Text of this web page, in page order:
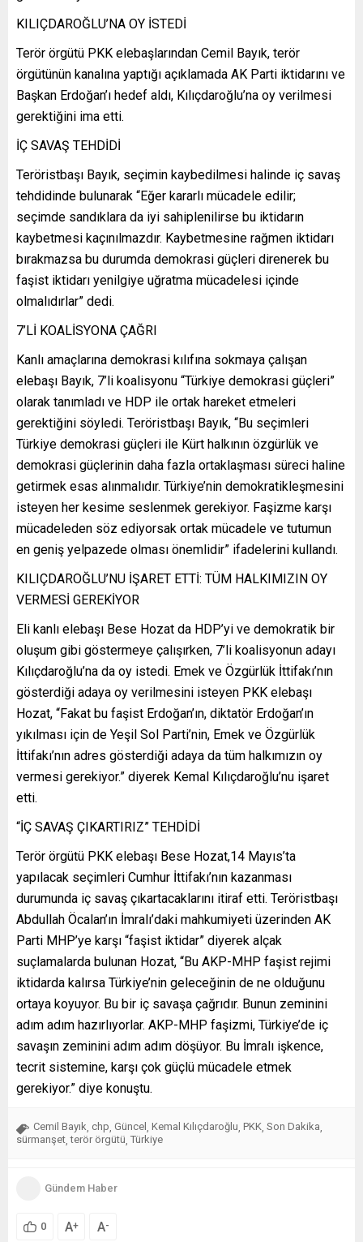
KILIÇDAROĞLU’NA OY İSTEDİ
Terör örgütü PKK elebaşlarından Cemil Bayık, terör
örgütünün kanalına yaptığı açıklamada AK Parti iktidarını ve
Başkan Erdoğan’ı hedef aldı, Kılıçdaroğlu’na oy verilmesi
gerektiğini ima etti.
İÇ SAVAŞ TEHDİDİ
Teröristbaşı Bayık, seçimin kaybedilmesi halinde iç savaş
tehdidinde bulunarak “Eğer kararlı mücadele edilir;
seçimde sandıklara da iyi sahiplenilirse bu iktidarın
kaybetmesi kaçınılmazdır. Kaybetmesine rağmen iktidarı
bırakmazsa bu durumda demokrasi güçleri direnerek bu
faşist iktidarı yenilgiye uğratma mücadelesi içinde
olmalıdırlar” dedi.
7’Lİ KOALİSYONA ÇAĞRI
Kanlı amaçlarına demokrasi kılıfına sokmaya çalışan
elebaşı Bayık, 7’li koalisyonu “Türkiye demokrasi güçleri”
olarak tanımladı ve HDP ile ortak hareket etmeleri
gerektiğini söyledi. Teröristbaşı Bayık, “Bu seçimleri
Türkiye demokrasi güçleri ile Kürt halkının özgürlük ve
demokrasi güçlerinin daha fazla ortaklaşması süreci haline
getirmek esas alınmalıdır. Türkiye’nin demokratikleşmesini
isteyen her kesime seslenmek gerekiyor. Faşizme karşı
mücadeleden söz ediyorsak ortak mücadele ve tutumun
en geniş yelpazede olması önemlidir” ifadelerini kullandı.
KILIÇDAROĞLU’NU İŞARET ETTİ: TÜM HALKIMIZIN OY
VERMESİ GEREKİYOR
Eli kanlı elebaşı Bese Hozat da HDP’yi ve demokratik bir
oluşum gibi göstermeye çalışırken, 7’li koalisyonun adayı
Kılıçdaroğlu’na da oy istedi. Emek ve Özgürlük İttifakı’nın
gösterdiği adaya oy verilmesini isteyen PKK elebaşı
Hozat, “Fakat bu faşist Erdoğan’ın, diktatör Erdoğan’ın
yıkılması için de Yeşil Sol Parti’nin, Emek ve Özgürlük
İttifakı’nın adres gösterdiği adaya da tüm halkımızın oy
vermesi gerekiyor.” diyerek Kemal Kılıçdaroğlu’nu işaret
etti.
“İÇ SAVAŞ ÇIKARTIRIZ” TEHDİDİ
Terör örgütü PKK elebaşı Bese Hozat,14 Mayıs’ta
yapılacak seçimleri Cumhur İttifakı’nın kazanması
durumunda iç savaş çıkartacaklarını itiraf etti. Teröristbaşı
Abdullah Öcalan’ın İmralı’daki mahkumiyeti üzerinden AK
Parti MHP’ye karşı “faşist iktidar” diyerek alçak
suçlamalarda bulunan Hozat, “Bu AKP-MHP faşist rejimi
iktidarda kalırsa Türkiye’nin geleceğinin de ne olduğunu
ortaya koyuyor. Bu bir iç savaşa çağrıdır. Bunun zeminini
adım adım hazırlıyorlar. AKP-MHP faşizmi, Türkiye’de iç
savaşın zeminini adım adım döşüyor. Bu İmralı işkence,
tecrit sistemine, karşı çok güçlü mücadele etmek
gerekiyor.” diye konuştu.
Cemil Bayık chp Güncel Kemal Kılıçdaroğlu PKK Son Dakika
sürmanşet ,terör örgütü Türkiye
Gündem Haber
0 A+ A-